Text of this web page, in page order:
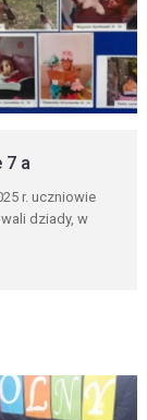
7 a
r. uczniowie
dziady, w